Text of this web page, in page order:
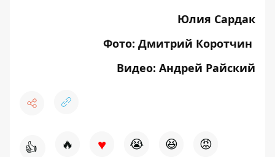
Юлия Сардак
Фото: Дмитрий Коротчин
Видео: Андрей Райский
👍 🔥 ♥ 😭 😆 😡